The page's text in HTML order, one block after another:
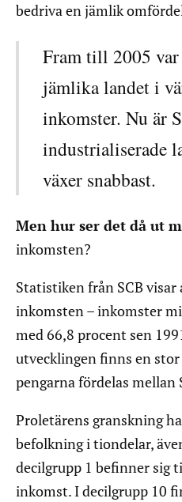
bedriva en jämlik
Fram till 2005 var
jämlika landet i
inkomster. Nu är
industrialiserade
växer snabbast.
Men hur ser det då ut
inkomsten?
Statistiken från SCB
inkomsten – inkomster
med 66,8 procent sen
utvecklingen finns en
pengarna fördelas mellan
Proletärens granskning
befolkning i tiondelar,
decilgrupp 1 befinner sig
inkomst. I decilgrupp 10